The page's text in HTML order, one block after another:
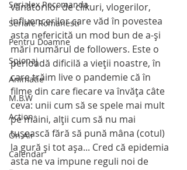
Serialex Recomanda
Seriale Romanesti
Pentru Doamne
Spionaj
Animatie
M.B.W
Action
On Air
Calendar
vânătorilor de clikuri, vlogerilor,
influencerilor care văd în povestea
asta nefericită un mod bun de a-şi
mări numărul de followers. Este o
perioadă dificilă a vieţii noastre, în
care trăim live o pandemie că în
filme din care fiecare va învăţa câte
ceva: unii cum să se spele mai mult
pe mâini, alţii cum să nu mai
tuşească fără să pună mâna (cotul)
la gură şi tot aşa... Cred că epidemia
asta ne va impune reguli noi de